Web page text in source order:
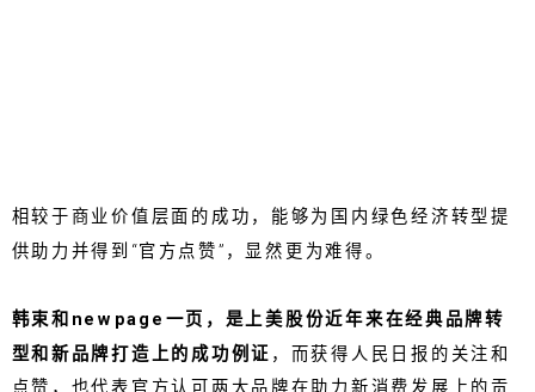
相较于商业价值层面的成功，能够为国内绿色经济转型提
供助力并得到“官方点赞”，显然更为难得。
韩束和newpage一页，是上美股份近年来在经典品牌转
型和新品牌打造上的成功例证 ，而获得人民日报的关注和